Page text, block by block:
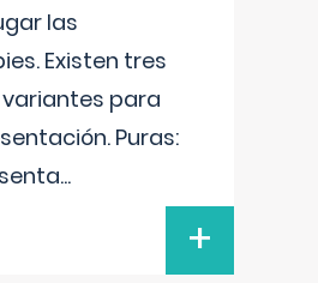
las
Existen tres
para
Puras:
...
+